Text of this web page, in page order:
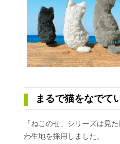
まるで猫をなでて
「ねこのせ」シリーズは見
わ生地を採用しました。